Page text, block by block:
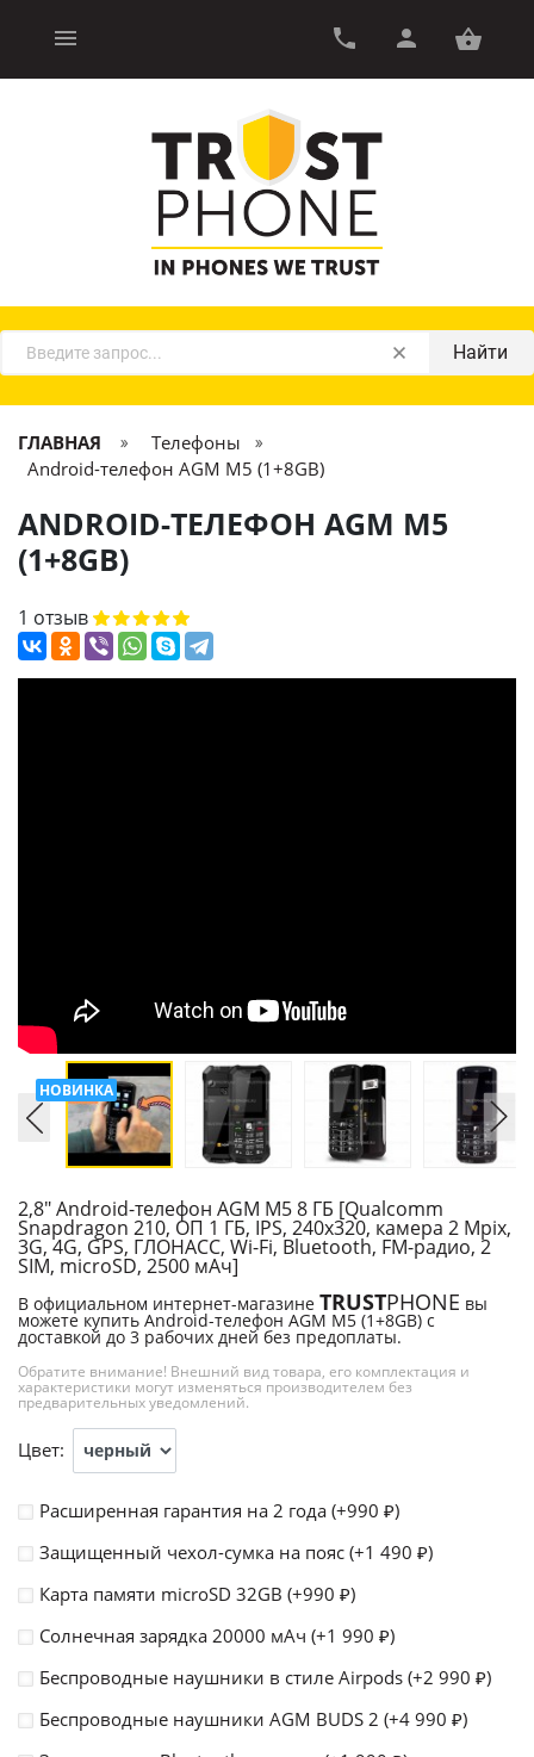
Найти
ГЛАВНАЯ
Телефоны
Android-телефон AGM M5 (1+8GB)
ANDROID-ТЕЛЕФОН AGM M5
(1+8GB)
1 отзыв
2,8" Android-телефон AGM M5 8 ГБ [Qualcomm
Snapdragon 210, ОП 1 ГБ, IPS, 240х320, камера 2 Mpix,
3G, 4G, GPS, ГЛОНАСС, Wi-Fi, Bluetooth, FM-радио, 2
SIM, microSD, 2500 мАч]
В официальном интернет-магазине TRUSTPHONE вы
можете купить Android-телефон AGM M5 (1+8GB) с
доставкой до 3 рабочих дней без предоплаты.
Обратите внимание! Внешний вид товара, его комплектация и
характеристики могут изменяться производителем без
предварительных уведомлений.
Цвет:
Расширенная гарантия на 2 года (+990 ₽)
Защищенный чехол-сумка на пояс (+1 490 ₽)
Карта памяти microSD 32GB (+990 ₽)
Солнечная зарядка 20000 мАч (+1 990 ₽)
Беспроводные наушники в стиле Airpods (+2 990 ₽)
Беспроводные наушники AGM BUDS 2 (+4 990 ₽)